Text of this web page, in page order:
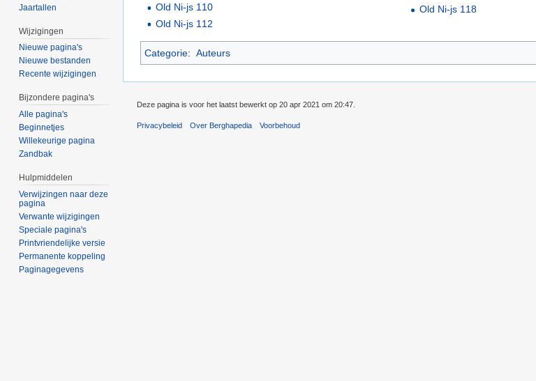
Old Ni-js 110
Old Ni-js 112
Old Ni-js 118
Categorie: Auteurs
Jaartallen
Wijzigingen
Nieuwe pagina's
Nieuwe bestanden
Recente wijzigingen
Bijzondere pagina's
Alle pagina's
Beginnetjes
Willekeurige pagina
Zandbak
Hulpmiddelen
Verwijzingen naar deze
pagina
Verwante wijzigingen
Speciale pagina's
Printvriendelijke versie
Permanente koppeling
Paginagegevens
Deze pagina is voor het laatst bewerkt op 20 apr 2021 om 20:47.
Privacybeleid Over Berghapedia Voorbehoud